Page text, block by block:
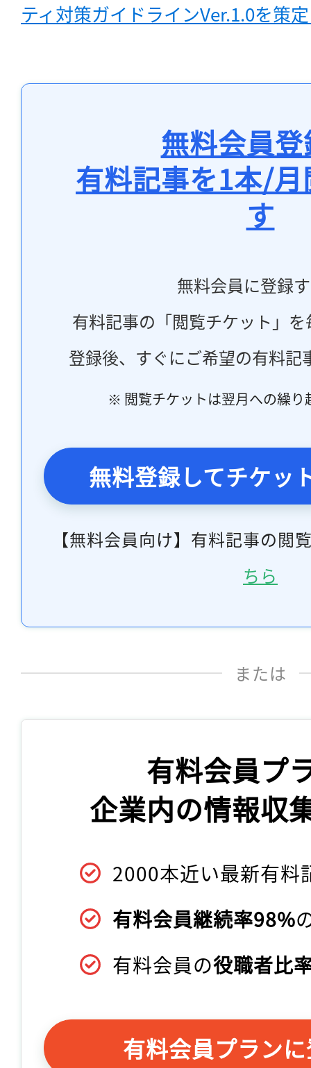
ティ対策ガイドラインVer.1.0を策
無料会員
有料記事を1本/
す
無料会員に登録
有料記事の「閲覧チケット」
登録後、すぐにご希望の有料記
※ 閲覧チケットは翌月への繰り
無料登録してチケッ
【無料会員向け】有料記事の閲
ちら
または
有料会員プ
企業内の情報収
2000本近い最新有料
有料会員継続率98%
有料会員の役職者比
有料会員プラン